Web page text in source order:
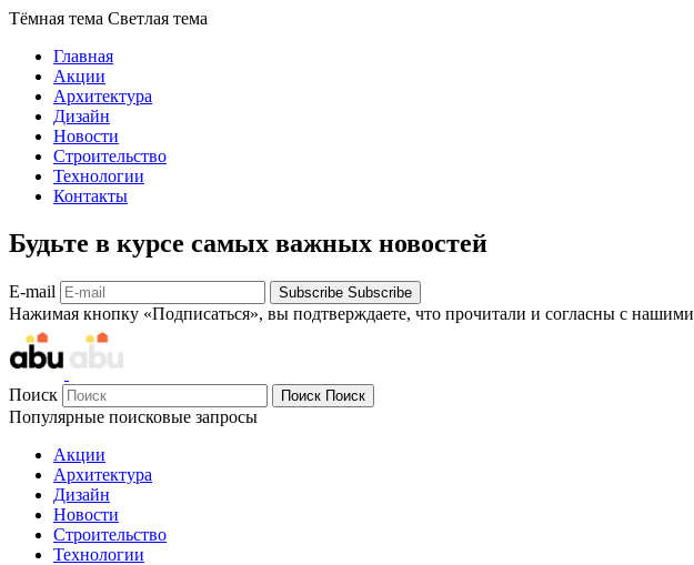
Тёмная тема Светлая тема
Главная
Акции
Архитектура
Дизайн
Новости
Строительство
Технологии
Контакты
Будьте в курсе самых важных новостей
E-mail Subscribe Subscribe
Нажимая кнопку «Подписаться», вы подтверждаете, что прочитали и согласны с нашими
Поиск Поиск Поиск
Популярные поисковые запросы
Акции
Архитектура
Дизайн
Новости
Строительство
Технологии